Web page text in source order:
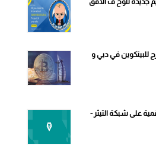
للبيتكوين في دبي و
على شبكة التيثر -